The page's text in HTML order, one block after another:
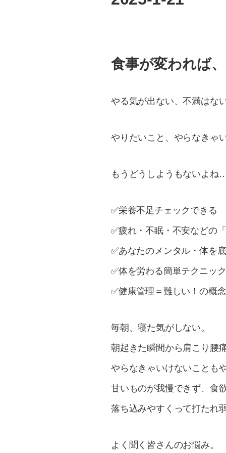
食事が変われば
やる気が出ない、不満はな
やりたいこと、やらなきゃ
もうどうしようもないよね
✅栄養不足チェックできる
✅疲れ・不眠・不安などの
✅あなたのメンタル・体を
✅体を労わる簡単テクニッ
✅健康管理＝難しい！の概
毎朝、寝た気がしない。
朝起きた瞬間から肩こり腰
やらなきゃいけないことも
甘いものが我慢できず、食
落ち込みやすくって打たれ
よく聞く皆さんのお悩み。